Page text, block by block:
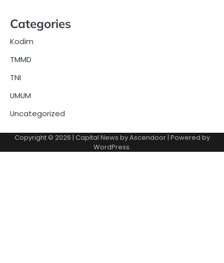
Categories
Kodim
TMMD
TNI
UMUM
Uncategorized
Copyright © 2026 | Capital News byAscendoor| Powered by
WordPress.